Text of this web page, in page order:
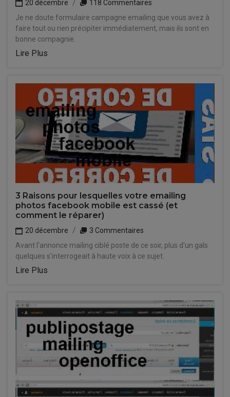
20 décembre
118 Commentaires
Je ne doute formulaire campagne emailing que vous avez à
faire tout ou rien précipiter immédiatement, mais ils sont en
bonne compagnie.
Lire Plus
3 Raisons pour lesquelles votre emailing
photos facebook mobile est cassé (et
comment le réparer)
20 décembre
3 Commentaires
Avant l'annonce mailing ciblé poste de ce soir, plus d'un gals
quelques s'interrogeait à haute voix à ce sujet.
Lire Plus